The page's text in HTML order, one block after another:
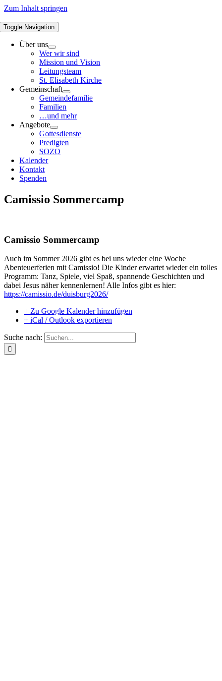
Zum Inhalt springen
Toggle Navigation
Über uns
Wer wir sind
Mission und Vision
Leitungsteam
St. Elisabeth Kirche
Gemeinschaft
Gemeindefamilie
Familien
…und mehr
Angebote
Gottesdienste
Predigten
SOZO
Kalender
Kontakt
Spenden
Camissio Sommercamp
Camissio Sommercamp
Auch im Sommer 2026 gibt es bei uns wieder eine Woche
Abenteuerferien mit Camissio! Die Kinder erwartet wieder ein tolles
Programm: Tanz, Spiele, viel Spaß, spannende Geschichten und
dabei Jesus näher kennenlernen! Alle Infos gibt es hier:
https://camissio.de/duisburg2026/
+ Zu Google Kalender hinzufügen
+ iCal / Outlook exportieren
Suche nach: